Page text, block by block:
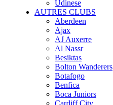
Udinese
AUTRES CLUBS
Aberdeen
Ajax
AJ Auxerre
Al Nassr
Besiktas
Bolton Wanderers
Botafogo
Benfica
Boca Juniors
Cardiff City